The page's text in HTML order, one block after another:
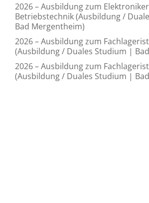
2026 – Ausbildung zum
Betriebstechnik (Ausbildung /
Bad Mergentheim)
2026 – Ausbildung zum
(Ausbildung / Duales Studium |
2026 – Ausbildung zum
(Ausbildung / Duales Studium |